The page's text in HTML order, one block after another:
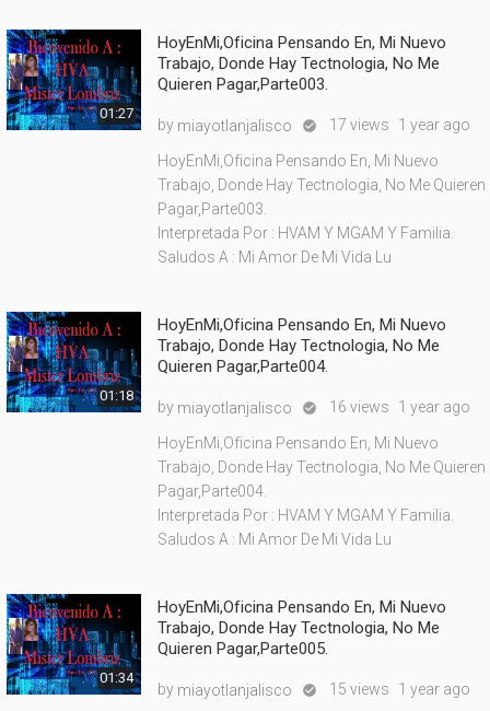
01:27
HoyEnMi,Oficina Pensando En, Mi Nuevo
Trabajo, Donde Hay Tectnologia, No Me
Quieren Pagar,Parte003.
by miayotlanjalisco  17 views 1 year ago
HoyEnMi,Oficina Pensando En, Mi Nuevo
Trabajo, Donde Hay Tectnologia, No Me Quieren
Pagar,Parte003.
Interpretada Por : HVAM Y MGAM Y Familia.
Saludos A : Mi Amor De Mi Vida Lu
01:18
HoyEnMi,Oficina Pensando En, Mi Nuevo
Trabajo, Donde Hay Tectnologia, No Me
Quieren Pagar,Parte004.
by miayotlanjalisco  16 views 1 year ago
HoyEnMi,Oficina Pensando En, Mi Nuevo
Trabajo, Donde Hay Tectnologia, No Me Quieren
Pagar,Parte004.
Interpretada Por : HVAM Y MGAM Y Familia.
Saludos A : Mi Amor De Mi Vida Lu
01:34
HoyEnMi,Oficina Pensando En, Mi Nuevo
Trabajo, Donde Hay Tectnologia, No Me
Quieren Pagar,Parte005.
by miayotlanjalisco  15 views 1 year ago